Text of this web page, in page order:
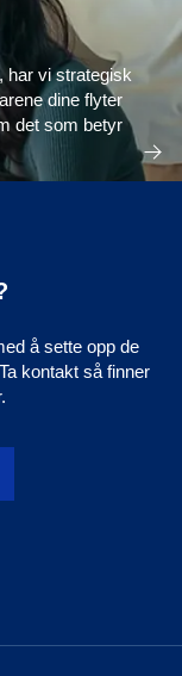
har vi strategisk
dine flyter
det som betyr
å sette opp de
kontakt så finner